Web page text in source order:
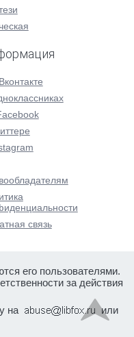
связь
его пользователями.
за действия
на
или